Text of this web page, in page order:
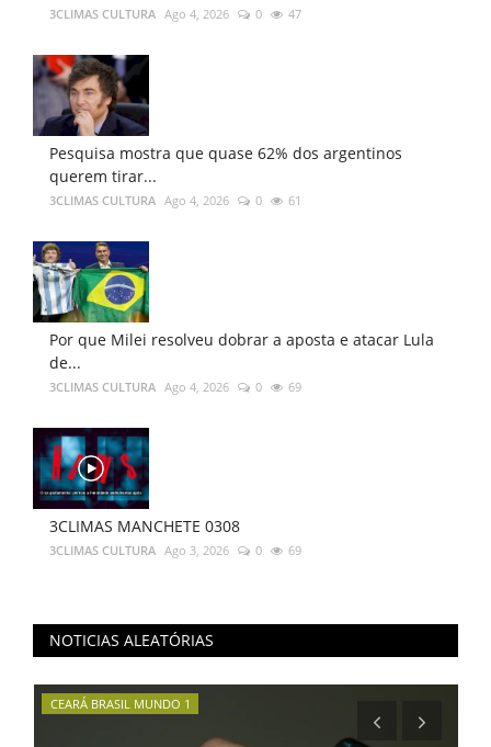
3CLIMAS CULTURA Ago 4, 2026 0 47
Pesquisa mostra que quase 62% dos argentinos
querem tirar...
3CLIMAS CULTURA Ago 4, 2026 0 61
Por que Milei resolveu dobrar a aposta e atacar Lula
de...
3CLIMAS CULTURA Ago 4, 2026 0 69
3CLIMAS MANCHETE 0308
3CLIMAS CULTURA Ago 3, 2026 0 69
NOTICIAS ALEATÓRIAS
CEARÁ BRASIL MUNDO 1